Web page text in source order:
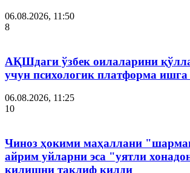
06.08.2026, 11:50
8
АҚШдаги ўзбек оилаларини
учун психологик платформа
06.08.2026, 11:25
10
Чиноз ҳокими маҳаллани
айрим уйларни эса "уятли
қилишни таклиф қилди